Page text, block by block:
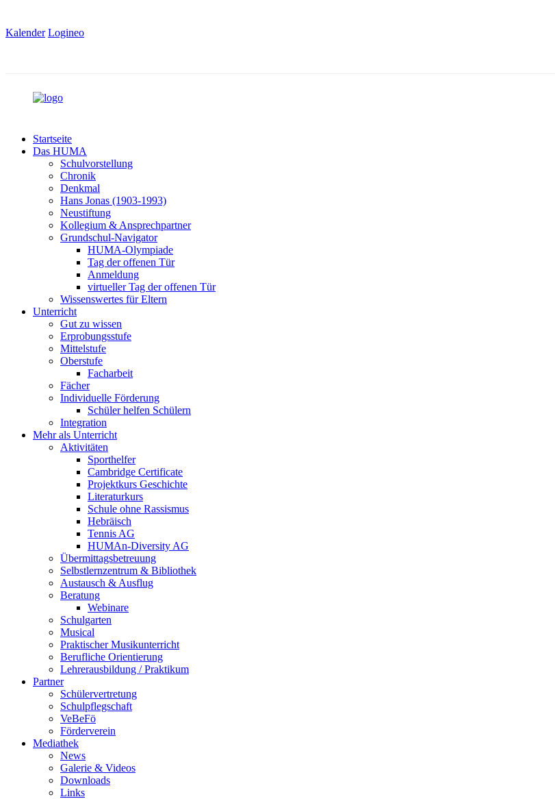
Kalender Logineo
Startseite
Das HUMA
Schulvorstellung
Chronik
Denkmal
Hans Jonas (1903-1993)
Neustiftung
Kollegium & Ansprechpartner
Grundschul-Navigator
HUMA-Olympiade
Tag der offenen Tür
Anmeldung
virtueller Tag der offenen Tür
Wissenswertes für Eltern
Unterricht
Gut zu wissen
Erprobungsstufe
Mittelstufe
Oberstufe
Facharbeit
Fächer
Individuelle Förderung
Schüler helfen Schülern
Integration
Mehr als Unterricht
Aktivitäten
Sporthelfer
Cambridge Certificate
Projektkurs Geschichte
Literaturkurs
Schule ohne Rassismus
Hebräisch
Tennis AG
HUMAn-Diversity AG
Übermittagsbetreuung
Selbstlernzentrum & Bibliothek
Austausch & Ausflug
Beratung
Webinare
Schulgarten
Musical
Praktischer Musikunterricht
Berufliche Orientierung
Lehrerausbildung / Praktikum
Partner
Schülervertretung
Schulpflegschaft
VeBeFö
Förderverein
Mediathek
News
Galerie & Videos
Downloads
Links